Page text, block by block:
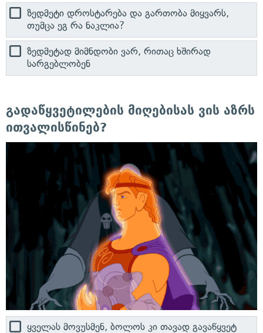
ზედმეტი დროსტარება და გართობა მიყვარს,
თუმცა ეგ რა ნაკლია?
ზედმეტად მიმნდობი ვარ, რითაც ხშირად
სარგებლობენ
გადაწყვეტილების მიღებისას ვის აზრს
ითვალისწინებ?
ყველას მოვუსმენ, ბოლოს კი თავად გავაწყვეტ